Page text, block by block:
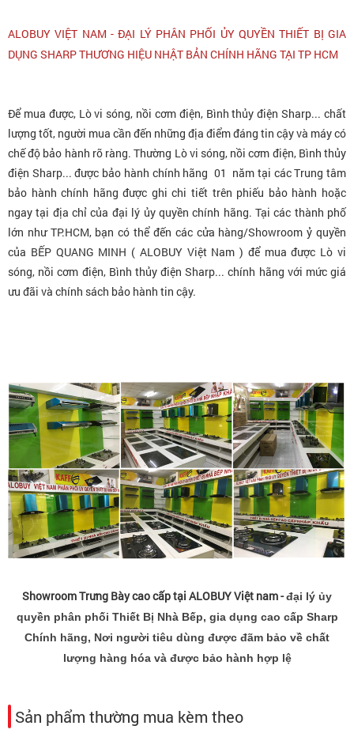
ALOBUY VIỆT NAM - ĐẠI LÝ PHÂN PHỐI ỦY QUYỀN THIẾT BỊ GIA
DỤNG SHARP THƯƠNG HIỆU NHẬT BẢN CHÍNH HÃNG TẠI TP HCM
Để mua được, Lò vi sóng, nồi cơm điện, Bình thủy điện Sharp... chất
lượng tốt, người mua cần đến những địa điểm đáng tin cậy và máy có
chế độ bảo hành rõ ràng. Thường Lò vi sóng, nồi cơm điện, Bình thủy
điện Sharp... được bảo hành chính hãng 01 năm tại các Trung tâm
bảo hành chính hãng được ghi chi tiết trên phiếu bảo hành hoặc
ngay tại địa chỉ của đại lý ủy quyền chính hãng. Tại các thành phố
lớn như TP.HCM, bạn có thể đến các cửa hàng/Showroom ỷ quyền
của BẾP QUANG MINH ( ALOBUY Việt Nam ) để mua được Lò vi
sóng, nồi cơm điện, Bình thủy điện Sharp... chính hãng với mức giá
ưu đãi và chính sách bảo hành tin cậy.
Showroom Trưng Bày cao cấp tại ALOBUY Việt nam -đại lý ủy
quyền phân phối Thiết Bị Nhà Bếp, gia dụng cao cấp Sharp
Chính hãng, Nơi người tiêu dùng được đãm bảo về chất
lượng hàng hóa và được bảo hành hợp lệ
Sản phẩm thường mua kèm theo